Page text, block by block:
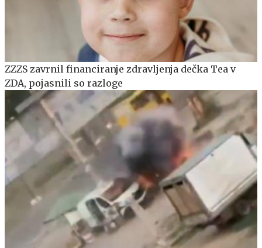
ZZZS zavrnil financiranje zdravljenja dečka Tea v
ZDA, pojasnili so razloge